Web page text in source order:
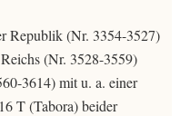
Republik (Nr. 3354-3527)
(Nr. 3528-3559)
3614) mit u. a. einer
T (Tabora) beider